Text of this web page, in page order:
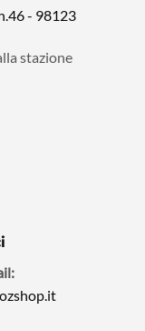
- 98123
stazione